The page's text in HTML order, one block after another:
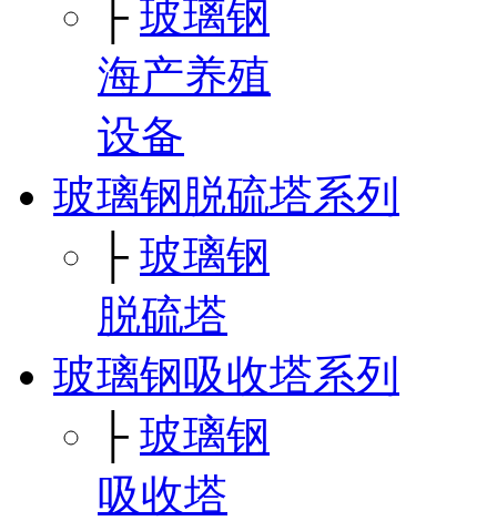
├ 玻璃钢
海产养殖
设备
玻璃钢脱硫塔系列
├ 玻璃钢
脱硫塔
玻璃钢吸收塔系列
├ 玻璃钢
吸收塔